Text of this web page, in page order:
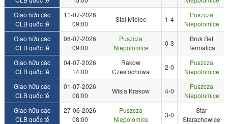
Giao hữu các
CLB quốc tế
11-07-2026
09:00
Stal Mielec 1-4
Puszcza
Niepolomice
Giao hữu các
CLB quốc tế
08-07-2026
09:00
Puszcza
Niepolomice
0-3
Bruk Bet
Termalica
Giao hữu các
CLB quốc tế
04-07-2026
14:00
Rakow
Czestochowa
2-0
Puszcza
Niepolomice
Giao hữu các
CLB quốc tế
01-07-2026
08:00
Wisla Krakow 4-0
Puszcza
Niepolomice
Giao hữu các
CLB quốc tế
27-06-2026
08:00
Puszcza
Niepolomice
3-0
Star
Starachowice